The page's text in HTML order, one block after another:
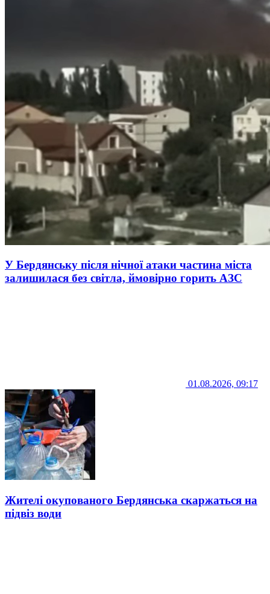
У Бердянську після нічної атаки частина міста
залишилася без світла, ймовірно горить АЗС
01.08.2026, 09:17
Жителі окупованого Бердянська скаржаться на
підвіз води